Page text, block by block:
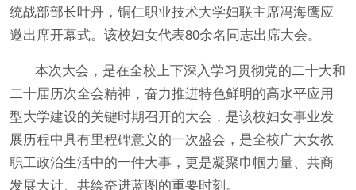
统战部部长叶丹，铜仁职业技术大学妇联主席冯海鹰应
邀出席开幕式。该校妇女代表80余名同志出席大会。
本次大会，是在全校上下深入学习贯彻党的二十大和
二十届历次全会精神，奋力推进特色鲜明的高水平应用
型大学建设的关键时期召开的大会，是该校妇女事业发
展历程中具有里程碑意义的一次盛会，是全校广大女教
职工政治生活中的一件大事，更是凝聚巾帼力量、共商
发展大计、共绘奋进蓝图的重要时刻。